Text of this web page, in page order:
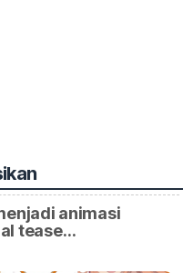
animasi
tease…